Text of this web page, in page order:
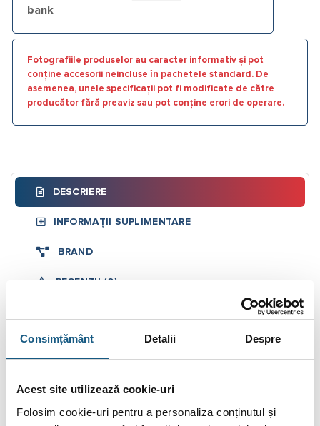
Consimțământ Detalii Despre
Acest site utilizează cookie-uri
Folosim cookie-uri pentru a personaliza conținutul și
bank
Fotografiile produselor au caracter informativ și pot
conține accesorii neincluse în pachetele standard. De
asemenea, unele specificații pot fi modificate de către
producător fără preaviz sau pot conține erori de operare.
DESCRIERE
INFORMAȚII SUPLIMENTARE
BRAND
RECENZII (0)
Radiator cromat PURMO Banga CH 862/500
249W
Descriere:
Radiatorul de baie PURMO BANGA se remarca prin designul
prietenos si atemporal. Simplitatea stilului face ca acest